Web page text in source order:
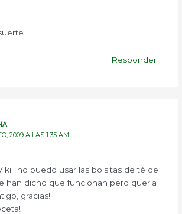
Responder
2009 A LAS 1:35 AM
no puedo usar las bolsitas de té de
han dicho que funcionan pero queria
gracias!